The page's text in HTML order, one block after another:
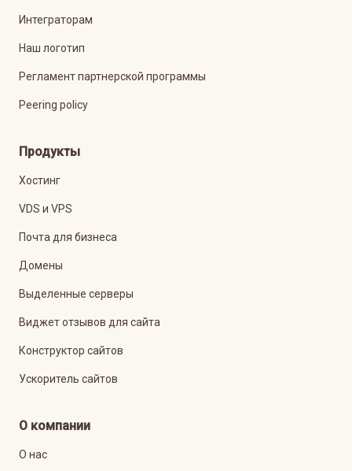
Интеграторам
Наш логотип
Регламент партнерской программы
Peering policy
Продукты
Хостинг
VDS и VPS
Почта для бизнеса
Домены
Выделенные серверы
Виджет отзывов для сайта
Конструктор сайтов
Ускоритель сайтов
О компании
О нас